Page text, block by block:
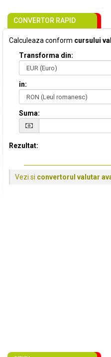
CONVERTOR RAPID
Calculeaza conform cursului
Transforma din:
in:
Suma:
Rezultat:
Vezi si convertorul valutar